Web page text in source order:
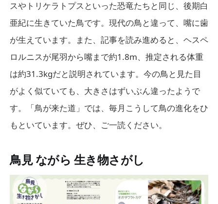
スやトリケラトプスといった恐竜たちと同じ、後期白
亜紀に生きていた鳥です。現代の鳥と違って、嘴に歯
が生えています。また、記事を読み進めると、ヘスペ
ロルニスが尾羽から嘴まで約1.8m、推定される体重
は約31.3kgだと説明されています。今の鳥と見た目
がよく似ていても、大きさはずいぶん違ったようで
す。「鳥が来た道」では、毎月こうして鳥の進化をひ
もといています。ぜひ、ご一読ください。
鳥見 ながら 生き物さがし